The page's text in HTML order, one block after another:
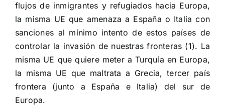
flujos de inmigrantes y refugiados hacia Europa,
la misma UE que amenaza a España o Italia con
sanciones al mínimo intento de estos países de
controlar la invasión de nuestras fronteras (1). La
misma UE que quiere meter a Turquía en Europa,
la misma UE que maltrata a Grecia, tercer país
frontera (junto a España e Italia) del sur de
Europa.